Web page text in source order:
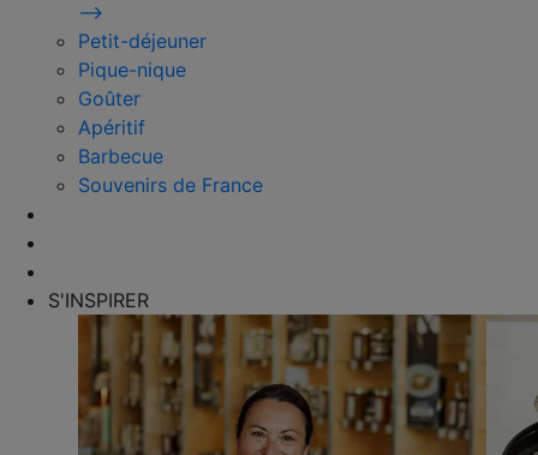
⟶
Petit-déjeuner
Pique-nique
Goûter
Apéritif
Barbecue
Souvenirs de France
S'INSPIRER